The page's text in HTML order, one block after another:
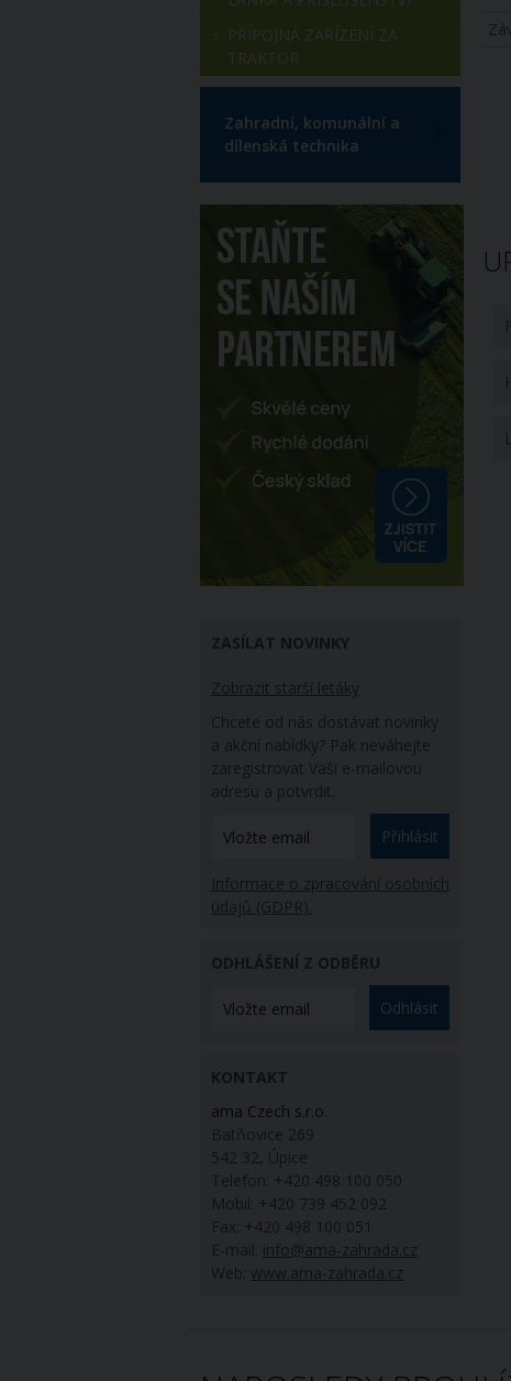
PŘÍPOJNÁ ZAŘÍZENÍ ZA
TRAKTOR
Zahradní, komunální a
dílenská technika
ZASÍLAT NOVINKY
Zobrazit starší letáky
Chcete od nás dostávat novinky
a akční nabídky? Pak neváhejte
zaregistrovat Vaši e-mailovou
adresu a potvrdit.
Přihlásit
Informace o zpracování osobních
údajů (GDPR).
ODHLÁŠENÍ Z ODBĚRU
Odhlásit
KONTAKT
ama Czech s.r.o.
Batňovice 269
542 32, Úpice
Telefon: +420 498 100 050
Mobil: +420 739 452 092
Fax: +420 498 100 051
E-mail: info@ama-zahrada.cz
Web:
www.ama-zahrada.cz